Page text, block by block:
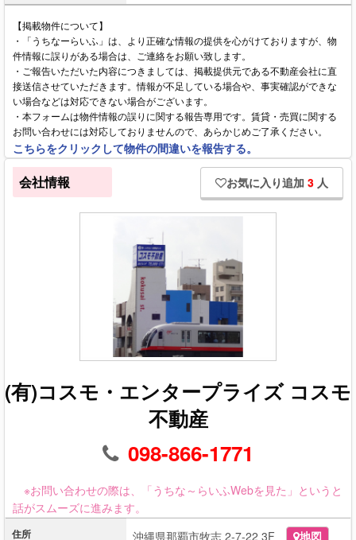
【掲載物件について】
・「うちなーらいふ」は、より正確な情報の提供を心がけておりますが、物
件情報に誤りがある場合は、ご連絡をお願い致します。
・ご報告いただいた内容につきましては、掲載提供元である不動産会社に直
接送信させていただきます。情報が不足している場合や、事実確認ができな
い場合などは対応できない場合がございます。
・本フォームは物件情報の誤りに関する報告専用です。賃貸・売買に関する
お問い合わせには対応しておりませんので、あらかじめご了承ください。
こちらをクリックして物件の間違いを報告する。
会社情報 お気に入り追加 3 人
(有)コスモ・エンタープライズ コスモ
不動産
098-866-1771
※お問い合わせの際は、「うちな～らいふWebを見た」というと
話がスムーズに進みます。
住所 沖縄県那覇市牧志 2-7-22 3F 地図